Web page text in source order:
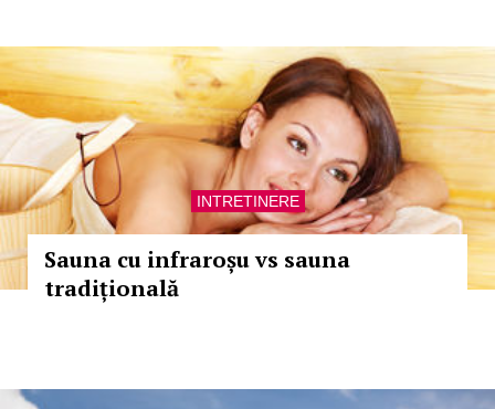
INTRETINERE
Sauna cu infraroșu vs sauna
tradițională